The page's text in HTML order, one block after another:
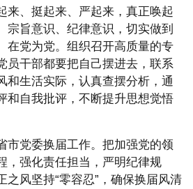
来、挺起来、严起来，真正唤起
宗旨意识、纪律意识，切实做到
在党为党。组织召开高质量的专
员干部都要把自己摆进去，联系
和生活实际，认真查摆分析，通
和自我批评，不断提升思想觉悟
市党委换届工作。把加强党的领
，强化责任担当，严明纪律规
之风坚持“零容忍”，确保换届风清